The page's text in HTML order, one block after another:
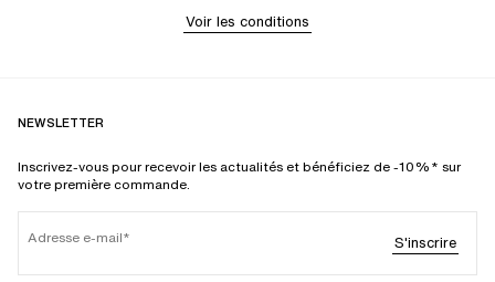
Voir les conditions
NEWSLETTER
Inscrivez-vous pour recevoir les actualités et bénéficiez de -10%* sur
votre première commande.
Adresse e-mail S'inscrire